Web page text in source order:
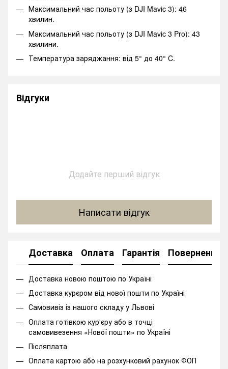
Максимальний час польоту (з DJI Mavic 3): 46
хвилин.
Максимальний час польоту (з DJI Mavic 3 Pro): 43
хвилини.
Температура заряджання: від 5° до 40° C.
Відгуки
Додайте перший відгук
Написати відгук
Доставка Оплата Гарантія Повернення
Доставка новою поштою по Україні
Доставка курєром від нової пошти по Україні
Самовивіз із нашого складу у Львові
Оплата готівкою кур'єру або в точці
самовивезення «Нової пошти» по Україні
Післяплата
Оплата картою або на розхунковий рахунок ФОП